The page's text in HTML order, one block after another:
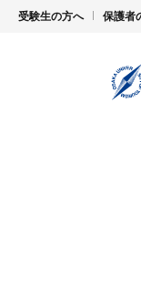
受験生の方へ 保護者